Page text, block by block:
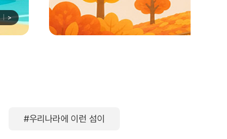
| >
#우리나라에 이런 섬이